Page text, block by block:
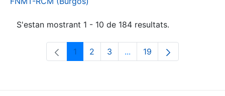
S'estan mostrant 1 - 10 de 184 resultats.
Pàgina
1 Pàgina
2 Pàgina
3 ...Pàgines intermèdies
Pàgina
19